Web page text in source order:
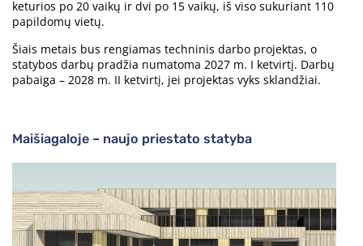
keturios po 20 vaikų ir dvi po 15 vaikų, iš viso sukuriant 110
papildomų vietų.
Šiais metais bus rengiamas techninis darbo projektas, o
statybos darbų pradžia numatoma 2027 m. I ketvirtį. Darbų
pabaiga – 2028 m. II ketvirtį, jei projektas vyks sklandžiai.
Maišiagaloje – naujo priestato statyba